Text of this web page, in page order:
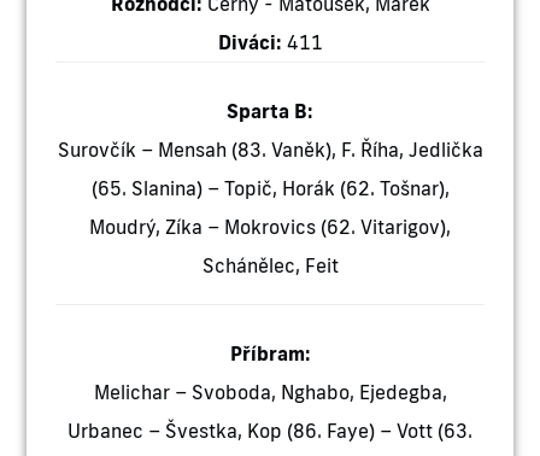
Diváci: 411
Sparta B:
Surovčík – Mensah (83. Vaněk), F. Říha, Jedlička
(65. Slanina) – Topič, Horák (62. Tošnar),
Moudrý, Zíka – Mokrovics (62. Vitarigov),
Schánělec, Feit
Příbram:
Melichar – Svoboda, Nghabo, Ejedegba,
Urbanec – Švestka, Kop (86. Faye) – Vott (63.